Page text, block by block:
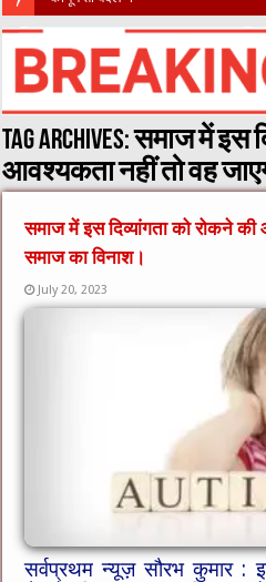
Tag Archives:समाज में इस
आवश्यकता नहीं तो वह
समाज में इस दिव्यांगता को रोकने की
समाज का विनाश।
July 20, 2023
सर्वप्रथम न्यूज़ सौरभ कुमार :